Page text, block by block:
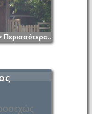
Περισσότερα...